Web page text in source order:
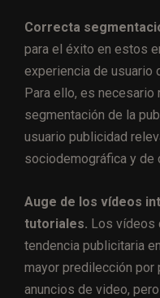
Correcta
para el éxito en estos
experiencia de usuario
Para ello, es necesario
segmentación de la
usuario publicidad
sociodemográfica y de
Auge de los vídeos
tutoriales. Los vídeos
tendencia publicitaria
mayor predilección
anuncios de video,